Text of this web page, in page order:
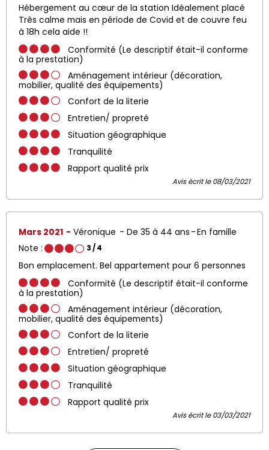
Hébergement au cœur de la station Idéalement placé
Très calme mais en période de Covid et de couvre feu
à 18h cela aide !!
Conformité (Le descriptif était-il conforme
à la prestation)
Aménagement intérieur (décoration,
mobilier, qualité des équipements)
Confort de la literie
Entretien/ propreté
Situation géographique
Tranquilité
Rapport qualité prix
Avis écrit le 08/03/2021
Mars 2021 Véronique De 35 à 44 ans
En famille
Note :
3/ 4
Bon emplacement. Bel appartement pour 6 personnes
Conformité (Le descriptif était-il conforme
à la prestation)
Aménagement intérieur (décoration,
mobilier, qualité des équipements)
Confort de la literie
Entretien/ propreté
Situation géographique
Tranquilité
Rapport qualité prix
Avis écrit le 03/03/2021